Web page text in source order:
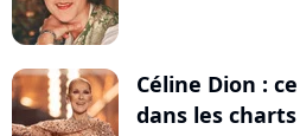
Céline Dion :
dans les